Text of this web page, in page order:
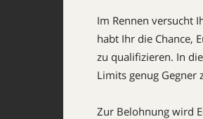
Im Rennen versucht
habt Ihr die Chance,
zu qualifizieren. In
Limits genug Gegner
Zur Belohnung wird